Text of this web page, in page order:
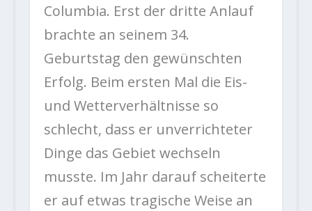
Columbia. Erst der dritte Anlauf
brachte an seinem 34.
Geburtstag den gewünschten
Erfolg. Beim ersten Mal die Eis-
und Wetterverhältnisse so
schlecht, dass er unverrichteter
Dinge das Gebiet wechseln
musste. Im Jahr darauf scheiterte
er auf etwas tragische Weise an